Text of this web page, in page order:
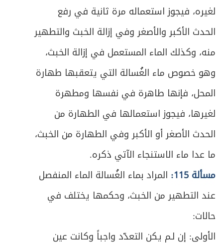
لغيره، فيجوز استعماله مرة ثانية في رفع
الحدث الأكبر والأصغر وفي إزالة الخبث والتطهير
منه، وكذلك الماء المستعمل في إزالة الخبث،
وهو خصوص ماء الغُسالة التي يتعقبها طهارة
المحل، فإنها طاهرة في نفسها ومطهرة
لغيرها، فيجوز استعمالها في الطهارة من
الحدث الأصغر أو الأكبر وفي الطهارة من الخبث،
ما عدا ماء الاستنجاء الآتي ذكره.
مسألة 115:
المراد بماء الغُسالة الماء المنفصل
عند التطهير من الخبث، وحكمها يختلف في
حالات:
الأولى: إن لـم يكن التعدّد واجباً وكانت عين